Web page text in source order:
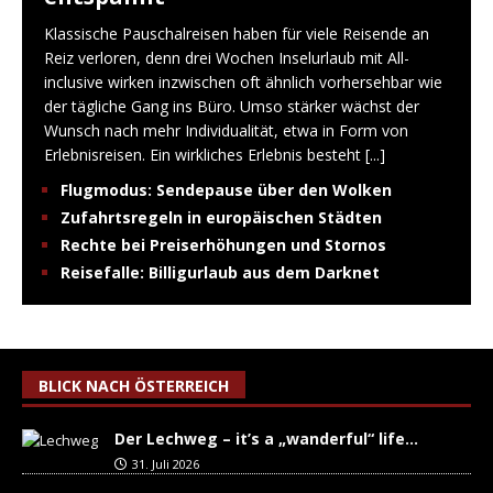
Klassische Pauschalreisen haben für viele Reisende an
Reiz verloren, denn drei Wochen Inselurlaub mit All-
inclusive wirken inzwischen oft ähnlich vorhersehbar wie
der tägliche Gang ins Büro. Umso stärker wächst der
Wunsch nach mehr Individualität, etwa in Form von
Erlebnisreisen. Ein wirkliches Erlebnis besteht [...]
Flugmodus: Sendepause über den Wolken
Zufahrtsregeln in europäischen Städten
Rechte bei Preiserhöhungen und Stornos
Reisefalle: Billigurlaub aus dem Darknet
BLICK NACH ÖSTERREICH
Der Lechweg – it’s a „wanderful“ life…
31. Juli 2026